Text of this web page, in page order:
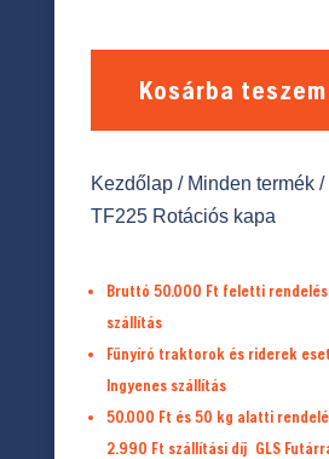
Kosárba teszem
Kezdőlap/ Minden termék/
TF225 Rotációs kapa
Bruttó 50.000 Ft feletti
szállítás
Fűnyíró traktorok és riderek
Ingyenes szállítás
50.000 Ft és 50 kg alatti
2.990 Ft szállítási díj GLS